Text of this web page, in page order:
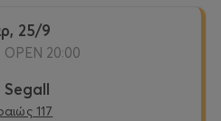
25/9
OPEN 20:00
Segall
117